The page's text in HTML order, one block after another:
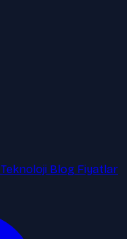
Teknoloji Blog Fiyatlar